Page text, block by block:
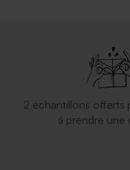
2 échantillons offerts
à prendre une